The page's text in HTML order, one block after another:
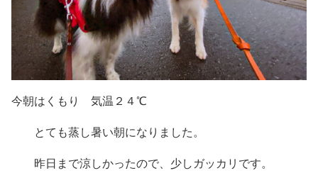
今朝はくもり 気温２４℃
とても蒸し暑い朝になりました。
昨日まで涼しかったので、少しガッカリです。